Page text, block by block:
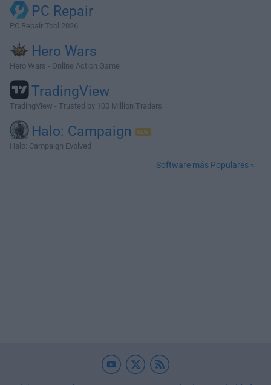
PC Repair
PC Repair Tool 2026
Hero Wars
Hero Wars - Online Action Game
TradingView
TradingView - Trusted by 100 Million Traders
Halo: Campaign
Halo: Campaign Evolved
Software más Populares »